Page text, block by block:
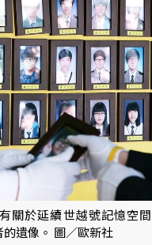
關於延續世越號記憶空
遺像。 圖／歐新社